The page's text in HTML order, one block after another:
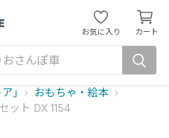
お気に入り カート
カ
ー
ト
見
」
おもちゃ・絵本
ット DX 1154